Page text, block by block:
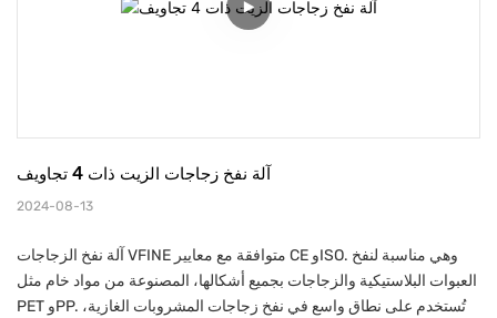
آلة نفخ زجاجات الزيت ذات 4 تجاويف
2024-08-13
آلة نفخ الزجاجات VFINE متوافقة مع معايير CE وISO. وهي مناسبة لنفخ
العبوات البلاستيكية والزجاجات بجميع أشكالها، المصنوعة من مواد خام مثل
PET وPP. تُستخدم على نطاق واسع في نفخ زجاجات المشروبات الغازية،